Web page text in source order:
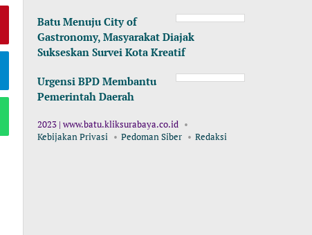
Batu Menuju City of
Gastronomy, Masyarakat Diajak
Sukseskan Survei Kota Kreatif
Urgensi BPD Membantu
Pemerintah Daerah
2023 | www.batu.kliksurabaya.co.id
Kebijakan Privasi
Pedoman Siber Redaksi